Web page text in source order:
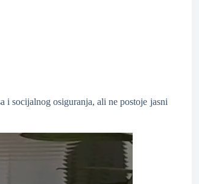
i socijalnog osiguranja, ali ne postoje jasni
❆